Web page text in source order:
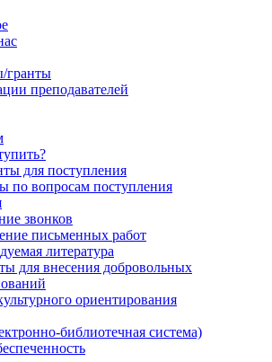
гранты
преподавателей
для поступления
по вопросам поступления
звонков
письменных работ
литература
для внесения добровольных
ориентирования
библиотечная система)